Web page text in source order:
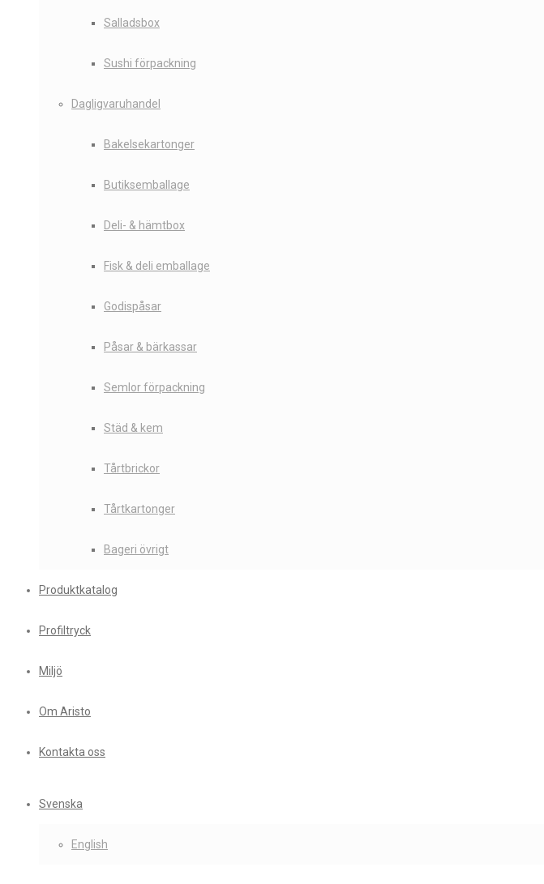
Salladsbox
Sushi förpackning
Dagligvaruhandel
Bakelsekartonger
Butiksemballage
Deli- & hämtbox
Fisk & deli emballage
Godispåsar
Påsar & bärkassar
Semlor förpackning
Städ & kem
Tårtbrickor
Tårtkartonger
Bageri övrigt
Produktkatalog
Profiltryck
Miljö
Om Aristo
Kontakta oss
Svenska
English